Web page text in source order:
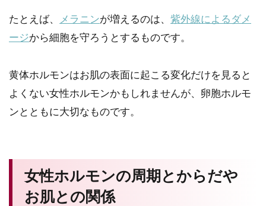
たとえば、 メラニンが増えるのは、 紫外線によるダメ
ージから細胞を守ろうとするものです。
黄体ホルモンはお肌の表面に起こる変化だけを見ると
よくない女性ホルモンかもしれませんが、卵胞ホルモ
ンとともに大切なものです。
女性ホルモンの周期とからだや
お肌との関係